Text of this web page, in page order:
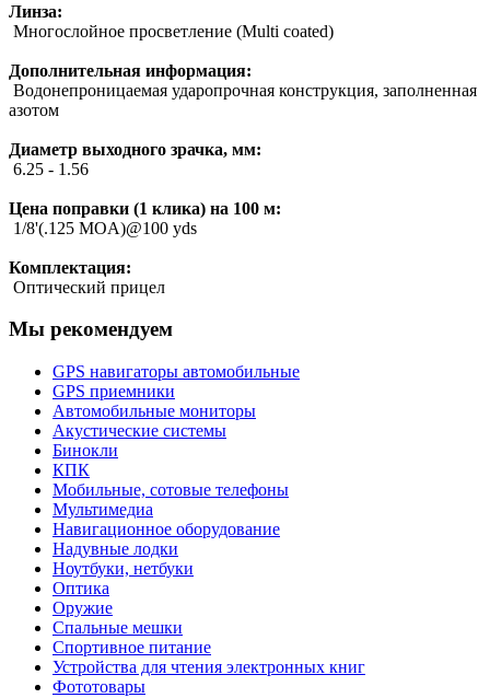
Линза:
Многослойное просветление (Multi coated)
Дополнительная информация:
Водонепроницаемая ударопрочная конструкция, заполненная
азотом
Диаметр выходного зрачка, мм:
6.25 - 1.56
Цена поправки (1 клика) на 100 м:
1/8'(.125 MOA)@100 yds
Комплектация:
Оптический прицел
Мы рекомендуем
GPS навигаторы автомобильные
GPS приемники
Автомобильные мониторы
Акустические системы
Бинокли
КПК
Мобильные, сотовые телефоны
Мультимедиа
Навигационное оборудование
Надувные лодки
Ноутбуки, нетбуки
Оптика
Оружие
Спальные мешки
Спортивное питание
Устройства для чтения электронных книг
Фототовары